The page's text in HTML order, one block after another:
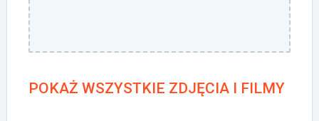
POKAŻ WSZYSTKIE ZDJĘCIA I FILMY